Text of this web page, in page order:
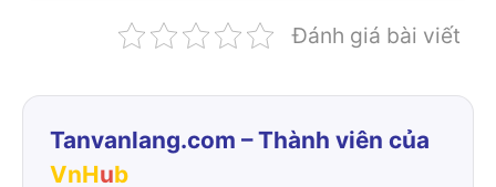
Đánh giá bài viết
Tanvanlang.com – Thành viên của
VnHub